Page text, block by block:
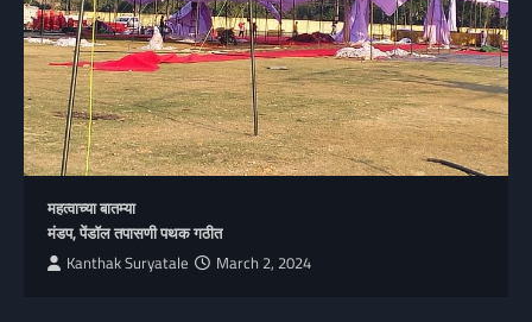
महत्वाच्या बातम्या
मंडप, पेंडॉल तपासणी पथक गठीत
Kanthak Suryatale March 2, 2024